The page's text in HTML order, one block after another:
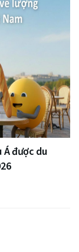
Á được du